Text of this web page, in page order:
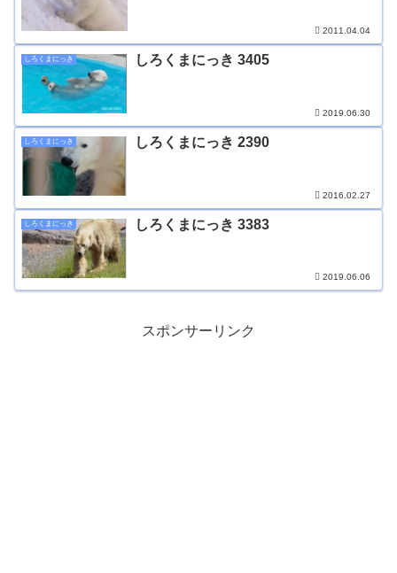
2011.04.04
しろくまにっき しろくまにっき 3405
2019.06.30
しろくまにっき しろくまにっき 2390
2016.02.27
しろくまにっき しろくまにっき 3383
2019.06.06
スポンサーリンク